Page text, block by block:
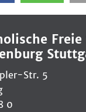
Freie
Str. 5
0